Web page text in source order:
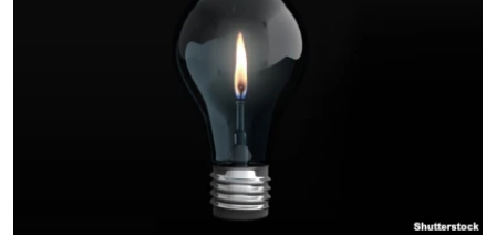
УКРАЇНСЬКА ПРОБЛЕМА КРИМУ
ЯК ОБІЙТИ БЛОКУВАННЯ